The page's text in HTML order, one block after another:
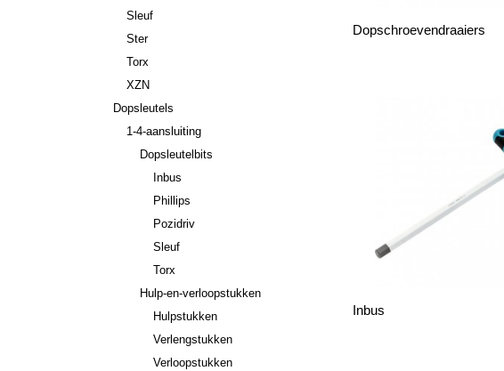
Sleuf
Ster
Torx
XZN
Dopsleutels
1-4-aansluiting
Dopsleutelbits
Inbus
Phillips
Pozidriv
Sleuf
Torx
Hulp-en-verloopstukken
Hulpstukken
Verlengstukken
Verloopstukken
Dopschroevendraaiers
Inbus